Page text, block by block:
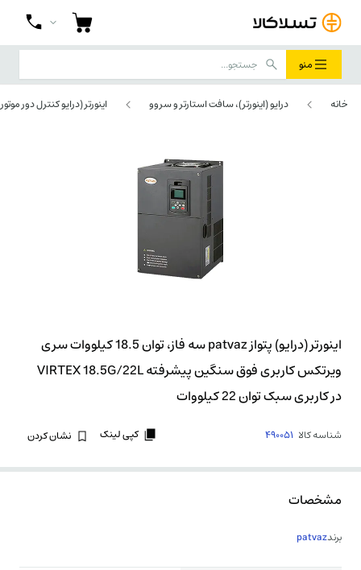
منو
خانه درایو (اینورتر)، سافت استارتر و سروو اینورتر (درایو کنترل دور
اینورتر (درایو) پتواز patvaz سه فاز، توان 18.5 کیلووات سری
ویرتکس کاربری فوق سنگین پیشرفته VIRTEX 18.5G/22L
در کاربری سبک توان 22 کیلووات
شناسه کالا 490051 کپی لینک نشان کردن
مشخصات
برندpatvaz